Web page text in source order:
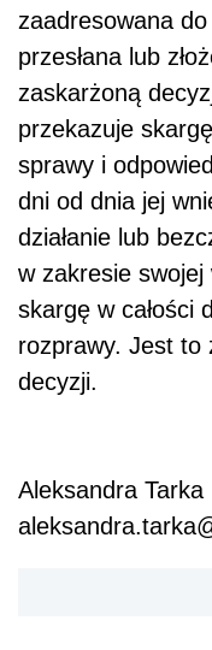
zaadresowana
przesłana lub
zaskarżoną
przekazuje
sprawy i
dni od dnia jej
działanie lub
w zakresie swojej
skargę w całości
rozprawy. Jest to
decyzji.
Aleksandra Tarka